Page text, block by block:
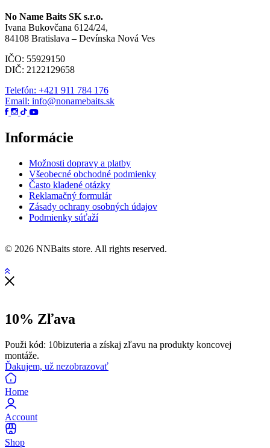
No Name Baits SK s.r.o.
Ivana Bukovčana 6124/24,
84108 Bratislava – Devínska Nová Ves
IČO: 55929150
DIČ: 2122129658
Telefón: +421 911 784 176
Email: info@nonamebaits.sk
Informácie
Možnosti dopravy a platby
Všeobecné obchodné podmienky
Často kladené otázky
Reklamačný formulár
Zásady ochrany osobných údajov
Podmienky súťaží
© 2026 NNBaits store. All rights reserved.
10% Zľava
Použi kód: 10bizuteria a získaj zľavu na produkty koncovej
montáže.
Ďakujem, už nezobrazovať
Home
Account
Shop